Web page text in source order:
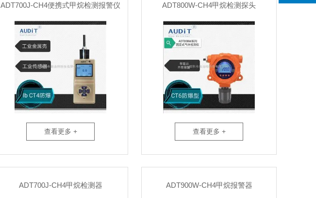
ADT700J-CH4便携式甲烷检测报警仪
查看更多 +
ADT800W-CH4甲烷检测探头
查看更多 +
ADT700J-CH4甲烷检测器 ADT900W-CH4甲烷报警器